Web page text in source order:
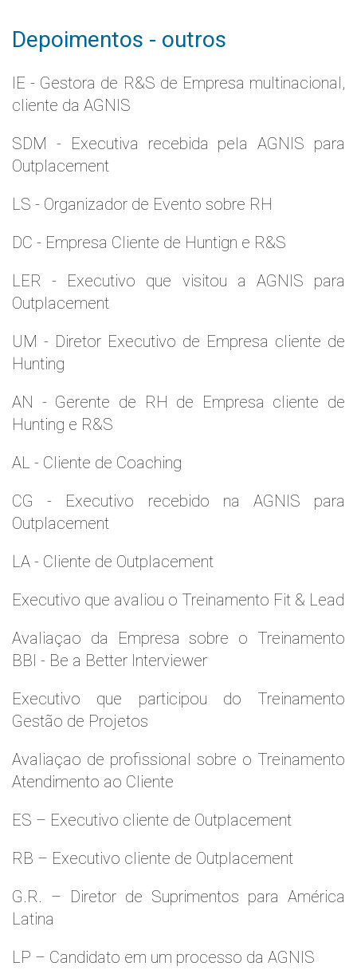
Depoimentos - outros
IE - Gestora de R&S de Empresa multinacional,
cliente da AGNIS
SDM - Executiva recebida pela AGNIS para
Outplacement
LS - Organizador de Evento sobre RH
DC - Empresa Cliente de Huntign e R&S
LER - Executivo que visitou a AGNIS para
Outplacement
UM - Diretor Executivo de Empresa cliente de
Hunting
AN - Gerente de RH de Empresa cliente de
Hunting e R&S
AL - Cliente de Coaching
CG - Executivo recebido na AGNIS para
Outplacement
LA - Cliente de Outplacement
Executivo que avaliou o Treinamento Fit & Lead
Avaliaçao da Empresa sobre o Treinamento
BBI - Be a Better Interviewer
Executivo que participou do Treinamento
Gestão de Projetos
Avaliaçao de profissional sobre o Treinamento
Atendimento ao Cliente
ES – Executivo cliente de Outplacement
RB – Executivo cliente de Outplacement
G.R. – Diretor de Suprimentos para América
Latina
LP – Candidato em um processo da AGNIS